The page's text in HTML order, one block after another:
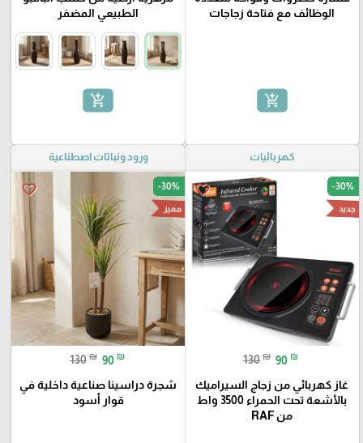
الوظائف مع فتاحة زجاجات
add_shopping_cart
الطبيعي المضفر
add_shopping_cart
كهربائيات
favorite_border -30%
جديد
130 ₪ 90 ₪
غاز كهربائي من زجاج السيراميك
بالأشعة تحت الحمراء 3500 واط
من RAF
ورود ونباتات اصطناعية
favorite_border -30%
مميز
130 ₪ 90 ₪
شجرة دراسينا صناعية داخلية في
قوار أسود